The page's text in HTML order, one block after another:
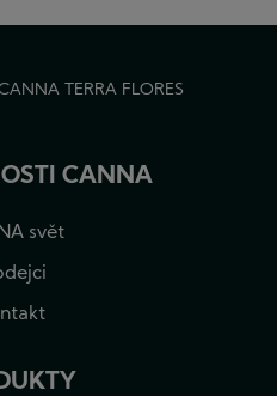
TERRA FLORES
CANNA
svět